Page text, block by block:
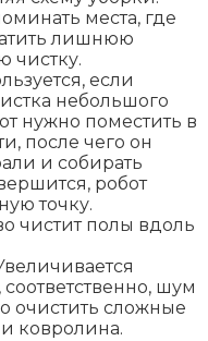
места, где
лишнюю
чистку.
если
небольшого
нужно поместить в
после чего он
и собирать
робот
точку.
чистит полы вдоль
шум
очистить сложные
ковролина.